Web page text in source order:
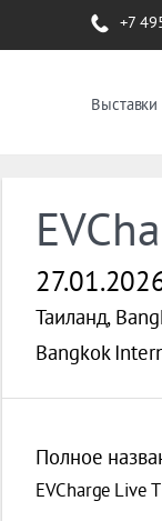
+7
Таиланд,
Bangkok
Полное
EVCharge Live